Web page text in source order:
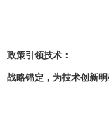
政策引领技术：
战略锚定，为技术创新